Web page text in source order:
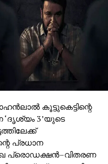
കൂട്ടുകെട്ടിന്റെ
3’യുടെ
പ്രധാന
പ്രൊഡക്ഷൻ–വിതരണ